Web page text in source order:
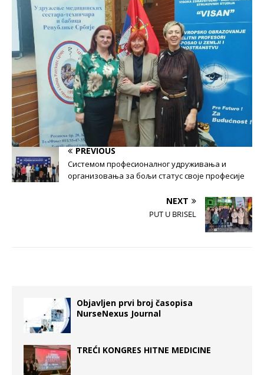
PREVIOUS
Системом професионалног удруживања и
организовања за бољи статус своје професије
NEXT
PUT U BRISEL
Objavljen prvi broj časopisa
NurseNexus Journal
TREĆI KONGRES HITNE MEDICINE